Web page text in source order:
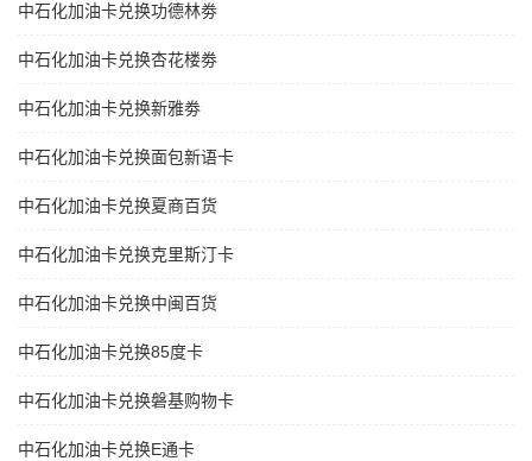
中石化加油卡兑换功德林劵
中石化加油卡兑换杏花楼劵
中石化加油卡兑换新雅劵
中石化加油卡兑换面包新语卡
中石化加油卡兑换夏商百货
中石化加油卡兑换克里斯汀卡
中石化加油卡兑换中闽百货
中石化加油卡兑换85度卡
中石化加油卡兑换磐基购物卡
中石化加油卡兑换E通卡